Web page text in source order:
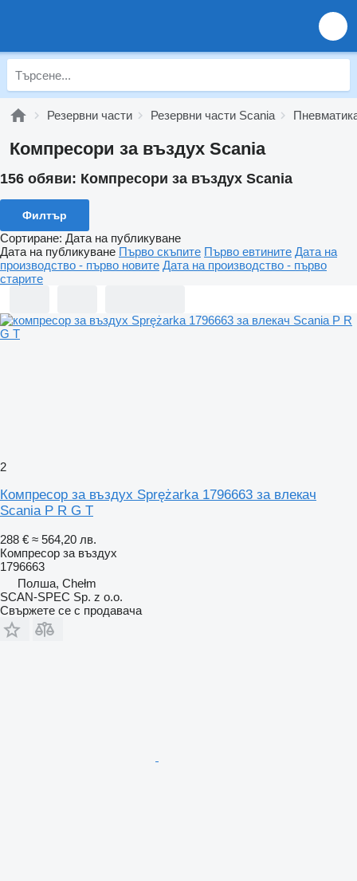
Резервни части Резервни части Scania
Компресори за въздух Scania
156 обяви: Компресори за въздух Scania
Филтър
Сортиране: Дата на публикуване
Дата на публикуване Първо скъпите Първо евтините Дата на
производство - първо новите Дата на производство - първо
старите
2
Компресор за въздух Sprężarka 1796663 за влекач
Scania P R G T
288 € ≈ 564,20 лв.
Компресор за въздух
1796663
Полша, Chełm
SCAN-SPEC Sp. z o.o.
Свържете се с продавача